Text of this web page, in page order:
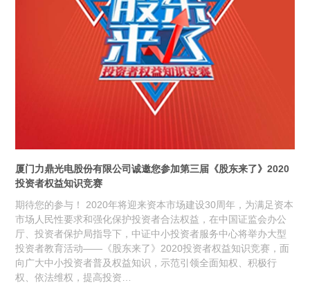
厦门力鼎光电股份有限公司诚邀您参加第三届《股东来了》2020
投资者权益知识竞赛
期待您的参与！ 2020年将迎来资本市场建设30周年，为满足资本
市场人民性要求和强化保护投资者合法权益，在中国证监会办公
厅、投资者保护局指导下，中证中小投资者服务中心将举办大型
投资者教育活动——《股东来了》2020投资者权益知识竞赛，面
向广大中小投资者普及权益知识，示范引领全面知权、积极行
权、依法维权，提高投资…